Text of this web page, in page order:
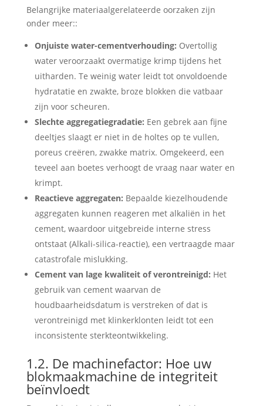
Belangrijke materiaalgerelateerde oorzaken zijn
onder meer::
Onjuiste water-cementverhouding: Overtollig
water veroorzaakt overmatige krimp tijdens het
uitharden. Te weinig water leidt tot onvoldoende
hydratatie en zwakte, broze blokken die vatbaar
zijn voor scheuren.
Slechte aggregatiegradatie: Een gebrek aan fijne
deeltjes slaagt er niet in de holtes op te vullen,
poreus creëren, zwakke matrix. Omgekeerd, een
teveel aan boetes verhoogt de vraag naar water en
krimpt.
Reactieve aggregaten: Bepaalde kiezelhoudende
aggregaten kunnen reageren met alkaliën in het
cement, waardoor uitgebreide interne stress
ontstaat (Alkali-silica-reactie), een vertraagde maar
catastrofale mislukking.
Cement van lage kwaliteit of verontreinigd: Het
gebruik van cement waarvan de
houdbaarheidsdatum is verstreken of dat is
verontreinigd met klinkerklonten leidt tot een
inconsistente sterkteontwikkeling.
1.2. De machinefactor: Hoe uw
blokmaakmachine de integriteit
beïnvloedt